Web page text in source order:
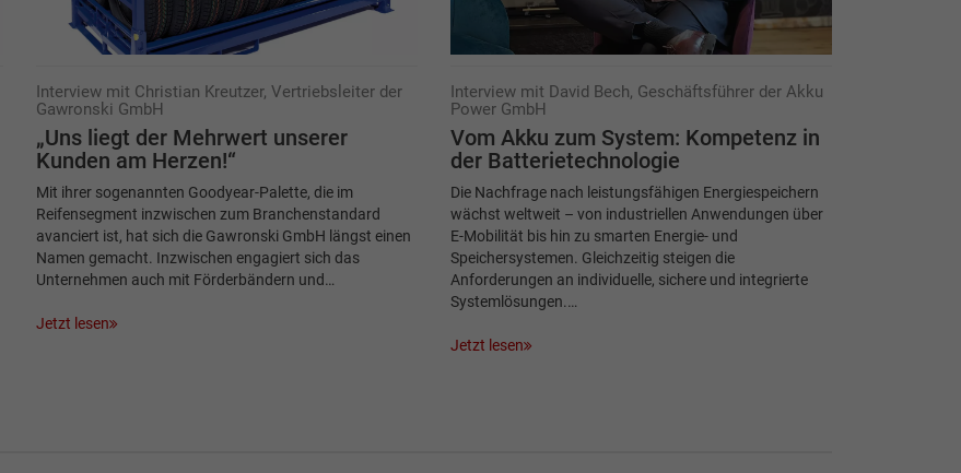
Interview mit Christian Kreutzer, Vertriebsleiter der
Gawronski GmbH
„Uns liegt der Mehrwert unserer
Kunden am Herzen!“
Mit ihrer sogenannten Goodyear-Palette, die im
Reifensegment inzwischen zum Branchenstandard
avanciert ist, hat sich die Gawronski GmbH längst einen
Namen gemacht. Inzwischen engagiert sich das
Unternehmen auch mit Förderbändern und…
Jetzt lesen
Interview mit David Bech, Geschäftsführer der Akku
Power GmbH
Vom Akku zum System: Kompetenz in
der Batterietechnologie
Die Nachfrage nach leistungsfähigen Energiespeichern
wächst weltweit – von industriellen Anwendungen über
E-Mobilität bis hin zu smarten Energie- und
Speichersystemen. Gleichzeitig steigen die
Anforderungen an individuelle, sichere und integrierte
Systemlösungen.…
Jetzt lesen